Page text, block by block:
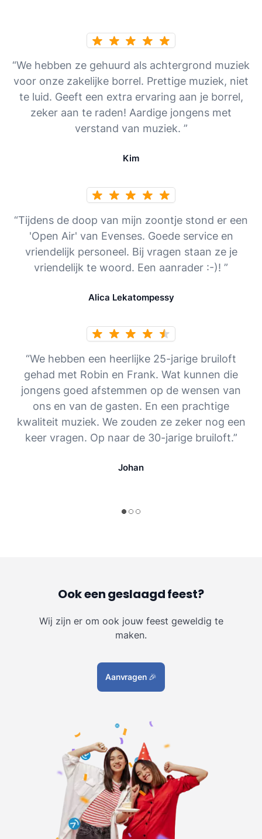
“We hebben ze gehuurd als achtergrond muziek
voor onze zakelijke borrel. Prettige muziek, niet
te luid. Geeft een extra ervaring aan je borrel,
zeker aan te raden! Aardige jongens met
verstand van muziek. ”
Kim
“Tijdens de doop van mijn zoontje stond er een
'Open Air' van Evenses. Goede service en
vriendelijk personeel. Bij vragen staan ze je
vriendelijk te woord. Een aanrader :-)! ”
Alica Lekatompessy
“We hebben een heerlijke 25-jarige bruiloft
gehad met Robin en Frank. Wat kunnen die
jongens goed afstemmen op de wensen van
ons en van de gasten. En een prachtige
kwaliteit muziek. We zouden ze zeker nog een
keer vragen. Op naar de 30-jarige bruiloft.”
Johan
Ook een geslaagd feest?
Wij zijn er om ook jouw feest geweldig te
maken.
Aanvragen 🎉